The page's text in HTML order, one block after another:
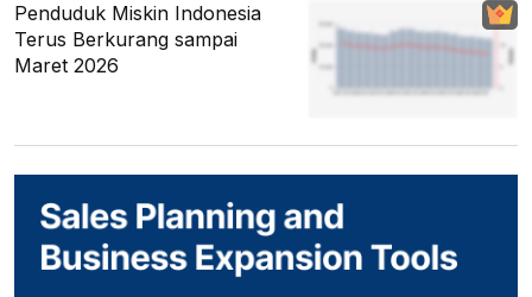
Penduduk Miskin Indonesia
Terus Berkurang sampai
Maret 2026